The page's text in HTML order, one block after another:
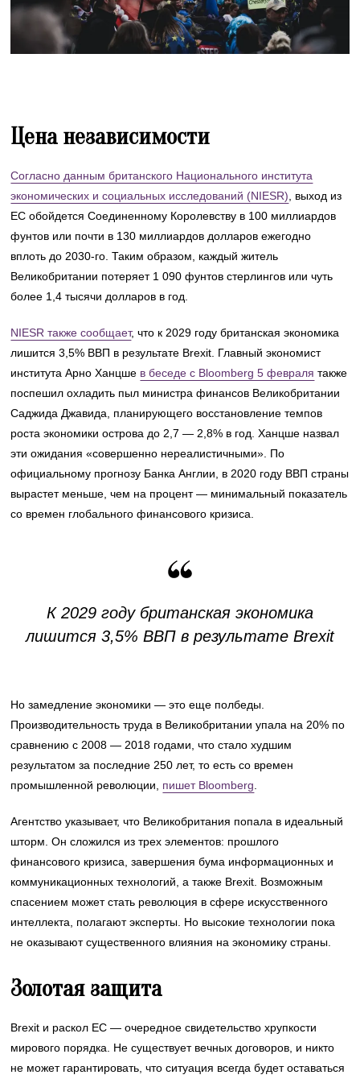
Цена независимости
Согласно данным британского Национального института
экономических и социальных исследований (NIESR) , выход из
ЕС обойдется Соединенному Королевству в 100 миллиардов
фунтов или почти в 130 миллиардов долларов ежегодно
вплоть до 2030-го. Таким образом, каждый житель
Великобритании потеряет 1 090 фунтов стерлингов или чуть
более 1,4 тысячи долларов в год.
NIESR также сообщает, что к 2029 году британская экономика
лишится 3,5% ВВП в результате Brexit. Главный экономист
института Арно Ханцше в беседе с Bloomberg 5 февраля также
поспешил охладить пыл министра финансов Великобритании
Саджида Джавида, планирующего восстановление темпов
роста экономики острова до 2,7 — 2,8% в год. Ханцше назвал
эти ожидания «совершенно нереалистичными». По
официальному прогнозу Банка Англии, в 2020 году ВВП страны
вырастет меньше, чем на процент — минимальный показатель
со времен глобального финансового кризиса.
К 2029 году британская экономика
лишится 3,5% ВВП в результате Brexit
Но замедление экономики — это еще полбеды.
Производительность труда в Великобритании упала на 20% по
сравнению с 2008 — 2018 годами, что стало худшим
результатом за последние 250 лет, то есть со времен
промышленной революции, пишет Bloomberg
Агентство указывает, что Великобритания попала в идеальный
шторм. Он сложился из трех элементов: прошлого
финансового кризиса, завершения бума информационных и
коммуникационных технологий, а также Brexit. Возможным
спасением может стать революция в сфере искусственного
интеллекта, полагают эксперты. Но высокие технологии пока
не оказывают существенного влияния на экономику страны.
Золотая защита
Brexit и раскол ЕС — очередное свидетельство хрупкости
мирового порядка. Не существует вечных договоров, и никто
не может гарантировать, что ситуация всегда будет оставаться